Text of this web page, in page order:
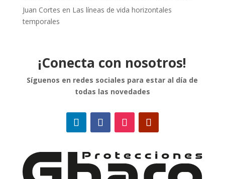
Juan Cortes en Las líneas de vida horizontales
temporales
¡Conecta con nosotros!
Síguenos en redes sociales para estar al día de
todas las novedades